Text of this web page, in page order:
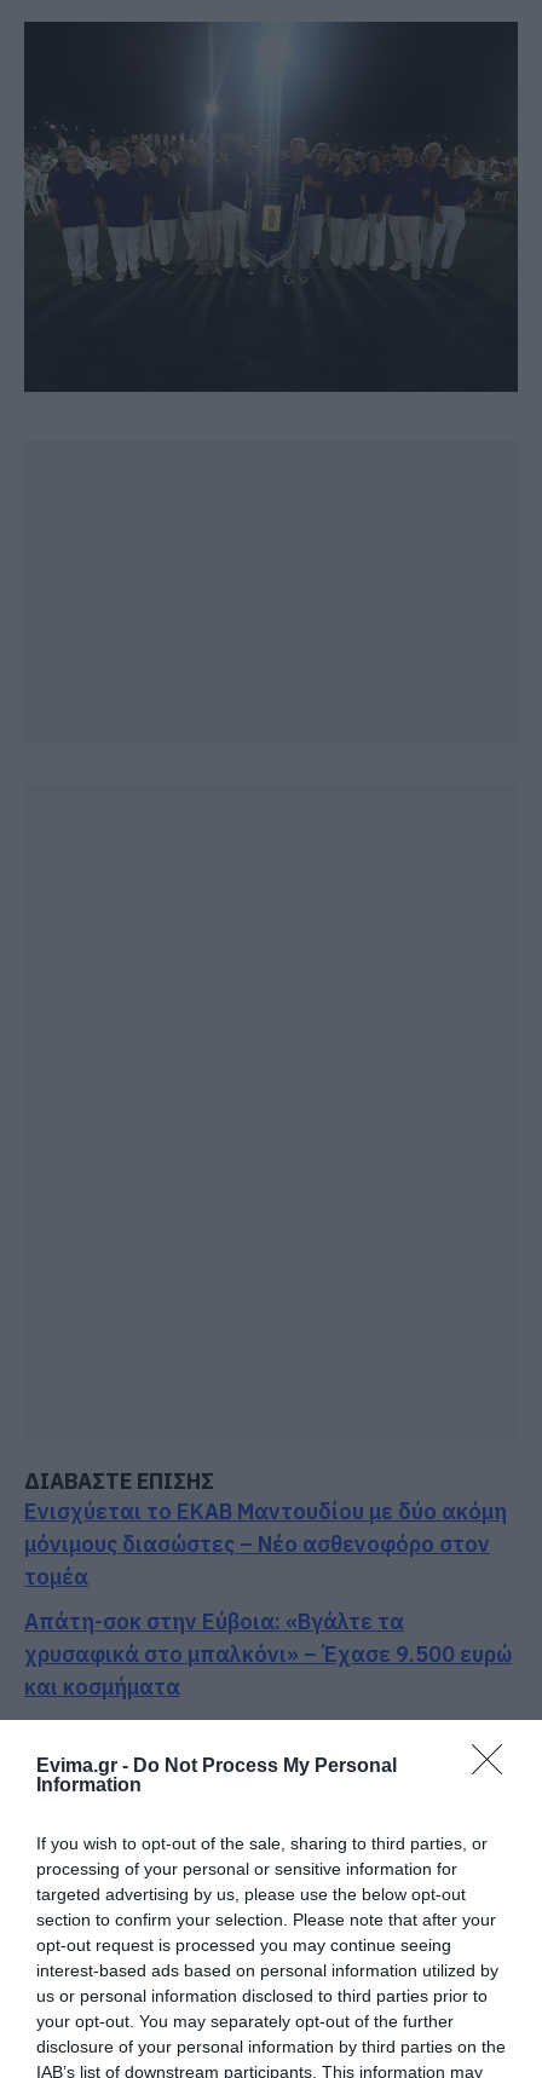
Evima.gr - Do Not Process My Personal
Information
If you wish to opt-out of the sale, sharing to third parties, or
processing of your personal or sensitive information for
targeted advertising by us, please use the below opt-out
section to confirm your selection. Please note that after your
opt-out request is processed you may continue seeing
interest-based ads based on personal information utilized by
us or personal information disclosed to third parties prior to
your opt-out. You may separately opt-out of the further
disclosure of your personal information by third parties on the
IAB’s list of downstream participants. This information may
ΔΙΑΒΑΣΤΕ ΕΠΙΣΗΣ
Ενισχύεται το ΕΚΑΒ Μαντουδίου με δύο ακόμη
μόνιμους διασώστες – Νέο ασθενοφόρο στον
τομέα
Απάτη-σοκ στην Εύβοια: «Βγάλτε τα
χρυσαφικά στο μπαλκόνι» – Έχασε 9.500 ευρώ
και κοσμήματα
της Εύβοιας
95χρονης και προκάλεσαν σοβαρές ζημιές σε
ταβέρνα
Ακολουθήστε το evima.gr στοGoogle News
Διαβάστε όλες τιςειδήσεις για την Εύβοια
Διαβάστε όλες τιςτελευταίες ειδήσειςγια την